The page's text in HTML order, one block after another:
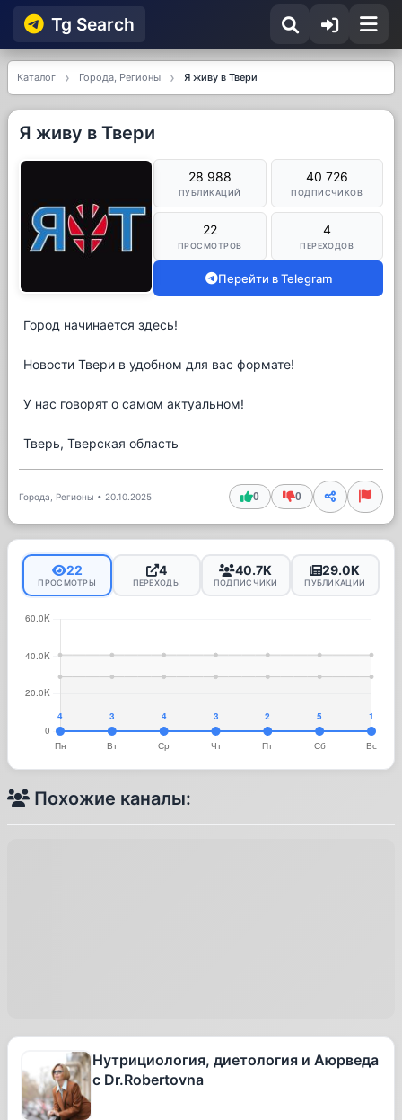
Tg Searсh
Каталог Города, Регионы Я живу в Твери
Я живу в Твери
28 988
ПУБЛИКАЦИЙ
40 726
ПОДПИСЧИКОВ
22
ПРОСМОТРОВ
4
ПЕРЕХОДОВ
Перейти в Telegram
Город начинается здесь!
Новости Твери в удобном для вас формате!
У нас говорят о самом актуальном!
Тверь, Тверская область
Города, Регионы • 20.10.2025 0 0
22
ПРОСМОТРЫ
4
ПЕРЕХОДЫ
40.7K
ПОДПИСЧИКИ
29.0K
ПУБЛИКАЦИИ
Похожие каналы:
Нутрициология, диетология и Аюрведа
с Dr.Robertovna